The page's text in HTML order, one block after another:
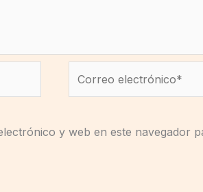
electrónico*
y web en este navegador